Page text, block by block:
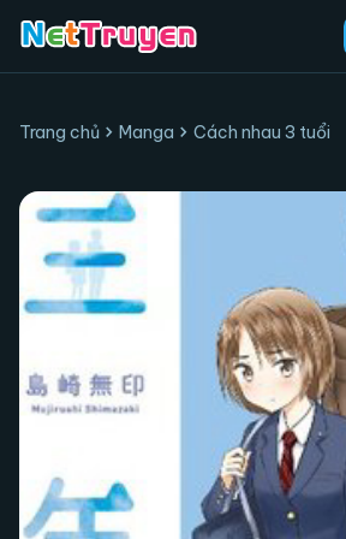
Trang chủ chevron_right Manga chevron_right Cách nhau 3 tuổi